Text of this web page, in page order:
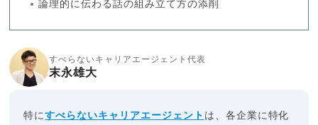
論理的に伝わる話の組み立て方の添削
すべらないキャリアエージェント代表
末永雄大
特にすべらないキャリアエージェント は、各企業に特化